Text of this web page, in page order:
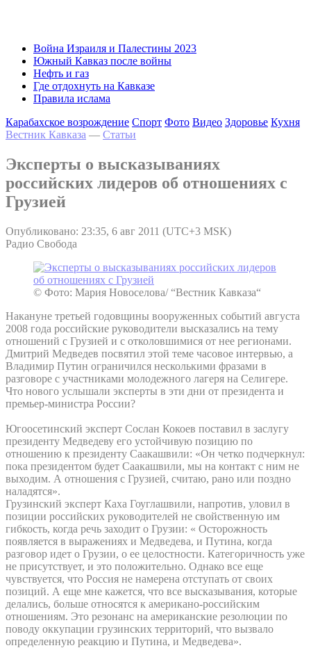
Война Израиля и Палестины 2023
Южный Кавказ после войны
Нефть и газ
Где отдохнуть на Кавказе
Правила ислама
Карабахское возрождение Спорт Фото Видео Здоровье Кухня
Вестник Кавказа — Статьи
Эксперты о высказываниях
российских лидеров об отношениях с
Грузией
Опубликовано: 23:35, 6 авг 2011 (UTC+3 MSK)
Радио Свобода
© Фото: Мария Новоселова/ “Вестник Кавказа“
Накануне третьей годовщины вооруженных событий августа
2008 года российские руководители высказались на тему
отношений с Грузией и с отколовшимися от нее регионами.
Дмитрий Медведев посвятил этой теме часовое интервью, а
Владимир Путин ограничился несколькими фразами в
разговоре с участниками молодежного лагеря на Селигере.
Что нового услышали эксперты в эти дни от президента и
премьер-министра России?
Югоосетинский эксперт Сослан Кокоев поставил в заслугу
президенту Медведеву его устойчивую позицию по
отношению к президенту Саакашвили: «Он четко подчеркнул:
пока президентом будет Саакашвили, мы на контакт с ним не
выходим. А отношения с Грузией, считаю, рано или поздно
наладятся».
Грузинский эксперт Каха Гоуглашвили, напротив, уловил в
позиции российских руководителей не свойственную им
гибкость, когда речь заходит о Грузии: « Осторожность
появляется в выражениях и Медведева, и Путина, когда
разговор идет о Грузии, о ее целостности. Категоричность уже
не присутствует, и это положительно. Однако все еще
чувствуется, что Россия не намерена отступать от своих
позиций. А еще мне кажется, что все высказывания, которые
делались, больше относятся к американо-российским
отношениям. Это резонанс на американские резолюции по
поводу оккупации грузинских территорий, что вызвало
определенную реакцию и Путина, и Медведева».